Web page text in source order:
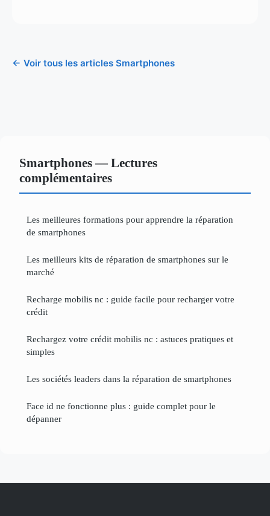
← Voir tous les articles Smartphones
Smartphones — Lectures
complémentaires
Les meilleures formations pour apprendre la réparation
de smartphones
Les meilleurs kits de réparation de smartphones sur le
marché
Recharge mobilis nc : guide facile pour recharger votre
crédit
Rechargez votre crédit mobilis nc : astuces pratiques et
simples
Les sociétés leaders dans la réparation de smartphones
Face id ne fonctionne plus : guide complet pour le
dépanner